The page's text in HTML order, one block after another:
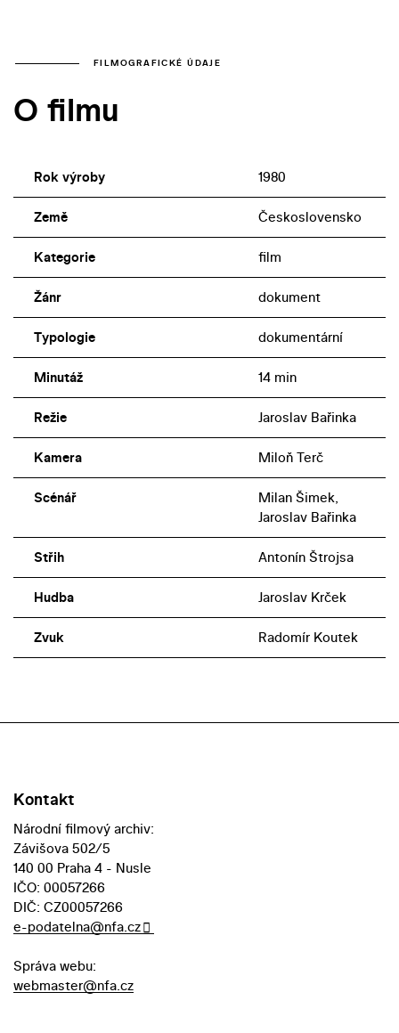
FILMOGRAFICKÉ ÚDAJE
O filmu
Rok výroby 1980
Země Československo
Kategorie film
Žánr dokument
Typologie dokumentární
Minutáž 14 min
Režie Jaroslav Bařinka
Kamera Miloň Terč
Scénář
Milan Šimek,
Jaroslav Bařinka
Střih Antonín Štrojsa
Hudba Jaroslav Krček
Zvuk Radomír Koutek
Kontakt
Národní filmový archiv:
Závišova 502/5
140 00 Praha 4 - Nusle
IČO: 00057266
DIČ: CZ00057266
e-podatelna@nfa.cz
Správa webu:
webmaster@nfa.cz